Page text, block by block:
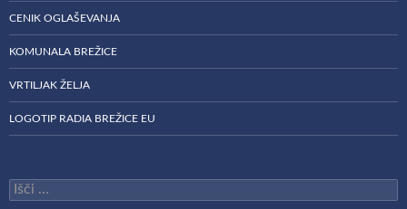
CENIK OGLAŠEVANJA
KOMUNALA BREŽICE
VRTILJAK ŽELJA
LOGOTIP RADIA BREŽICE EU
Išči: